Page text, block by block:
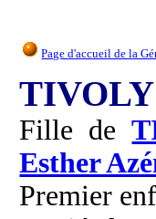
Page d'accueil de la
Fille de
Esther
Premier